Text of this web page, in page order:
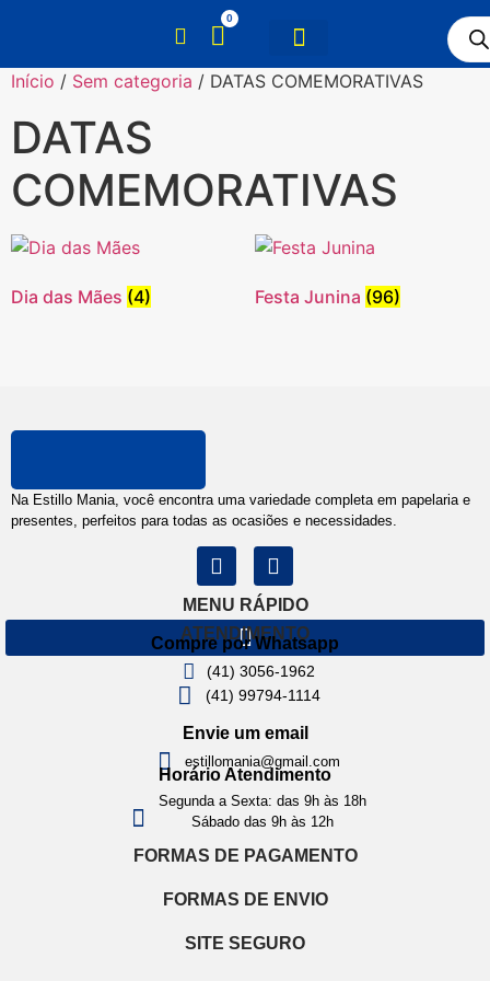
0
Início / Sem categoria / DATAS COMEMORATIVAS
DATAS
COMEMORATIVAS
Dia das Mães (4) Festa Junina (96)
Na Estillo Mania, você encontra uma variedade completa em papelaria e
presentes, perfeitos para todas as ocasiões e necessidades.
MENU RÁPIDO
ATENDIMENTO
Compre por Whatsapp
(41) 3056-1962
(41) 99794-1114
Envie um email
estillomania@gmail.com
Horário Atendimento
Segunda a Sexta: das 9h às 18h
Sábado das 9h às 12h
FORMAS DE PAGAMENTO
FORMAS DE ENVIO
SITE SEGURO